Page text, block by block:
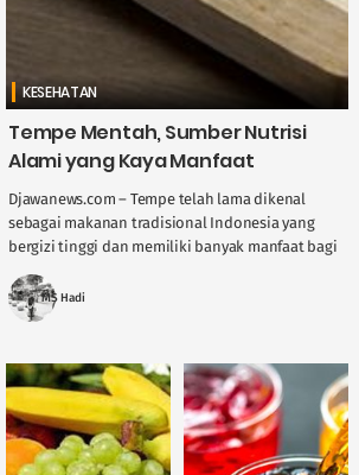
KESEHATAN
Tempe Mentah, Sumber Nutrisi
Alami yang Kaya Manfaat
Djawanews.com – Tempe telah lama dikenal
sebagai makanan tradisional Indonesia yang
bergizi tinggi dan memiliki banyak manfaat bagi
tempe setelah dimasak, baik digoreng, ....
MS Hadi